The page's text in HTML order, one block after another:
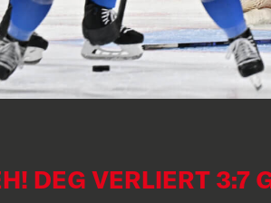
DEG VERLIERT 3:7